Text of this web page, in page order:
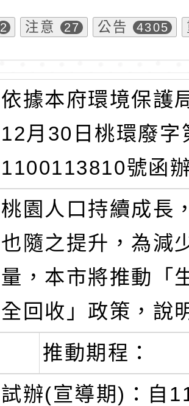
2 注意 27 公告 4305
依據本府環境保護
12月30日桃環廢字
1100113810號函
桃園人口持續成長
也隨之提升，為減
量，本市將推動「
全回收」政策，說
推動期程：
試辦(宣導期)：自